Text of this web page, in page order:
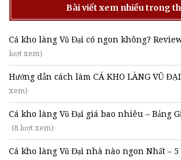
Bài viết xem nhiều trong
Cá kho làng Vũ Đại có ngon không?
lượt xem)
Hướng dẫn cách làm CÁ KHO LÀNG VŨ
xem)
Cá kho làng Vũ Đại giá bao nhiêu – Bảng
(8 lượt xem)
Cá kho làng Vũ Đại nhà nào ngon Nhất –